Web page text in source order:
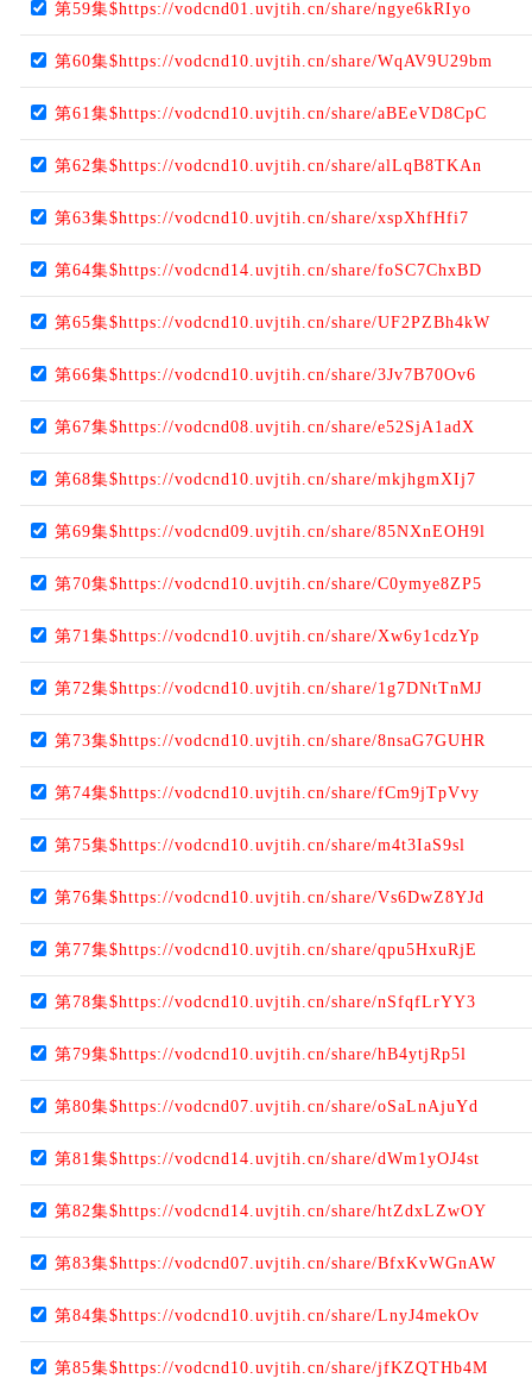
第59集$https://vodcnd01.uvjtih.cn/share/ngye6kRIyo
第60集$https://vodcnd10.uvjtih.cn/share/WqAV9U29bm
第61集$https://vodcnd10.uvjtih.cn/share/aBEeVD8CpC
第62集$https://vodcnd10.uvjtih.cn/share/alLqB8TKAn
第63集$https://vodcnd10.uvjtih.cn/share/xspXhfHfi7
第64集$https://vodcnd14.uvjtih.cn/share/foSC7ChxBD
第65集$https://vodcnd10.uvjtih.cn/share/UF2PZBh4kW
第66集$https://vodcnd10.uvjtih.cn/share/3Jv7B70Ov6
第67集$https://vodcnd08.uvjtih.cn/share/e52SjA1adX
第68集$https://vodcnd10.uvjtih.cn/share/mkjhgmXIj7
第69集$https://vodcnd09.uvjtih.cn/share/85NXnEOH9l
第70集$https://vodcnd10.uvjtih.cn/share/C0ymye8ZP5
第71集$https://vodcnd10.uvjtih.cn/share/Xw6y1cdzYp
第72集$https://vodcnd10.uvjtih.cn/share/1g7DNtTnMJ
第73集$https://vodcnd10.uvjtih.cn/share/8nsaG7GUHR
第74集$https://vodcnd10.uvjtih.cn/share/fCm9jTpVvy
第75集$https://vodcnd10.uvjtih.cn/share/m4t3IaS9sl
第76集$https://vodcnd10.uvjtih.cn/share/Vs6DwZ8YJd
第77集$https://vodcnd10.uvjtih.cn/share/qpu5HxuRjE
第78集$https://vodcnd10.uvjtih.cn/share/nSfqfLrYY3
第79集$https://vodcnd10.uvjtih.cn/share/hB4ytjRp5l
第80集$https://vodcnd07.uvjtih.cn/share/oSaLnAjuYd
第81集$https://vodcnd14.uvjtih.cn/share/dWm1yOJ4st
第82集$https://vodcnd14.uvjtih.cn/share/htZdxLZwOY
第83集$https://vodcnd07.uvjtih.cn/share/BfxKvWGnAW
第84集$https://vodcnd10.uvjtih.cn/share/LnyJ4mekOv
第85集$https://vodcnd10.uvjtih.cn/share/jfKZQTHb4M